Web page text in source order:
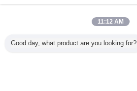
অধিককানের নাল বল ভালভ
11:12 AM
Good day, what product are you looking for?